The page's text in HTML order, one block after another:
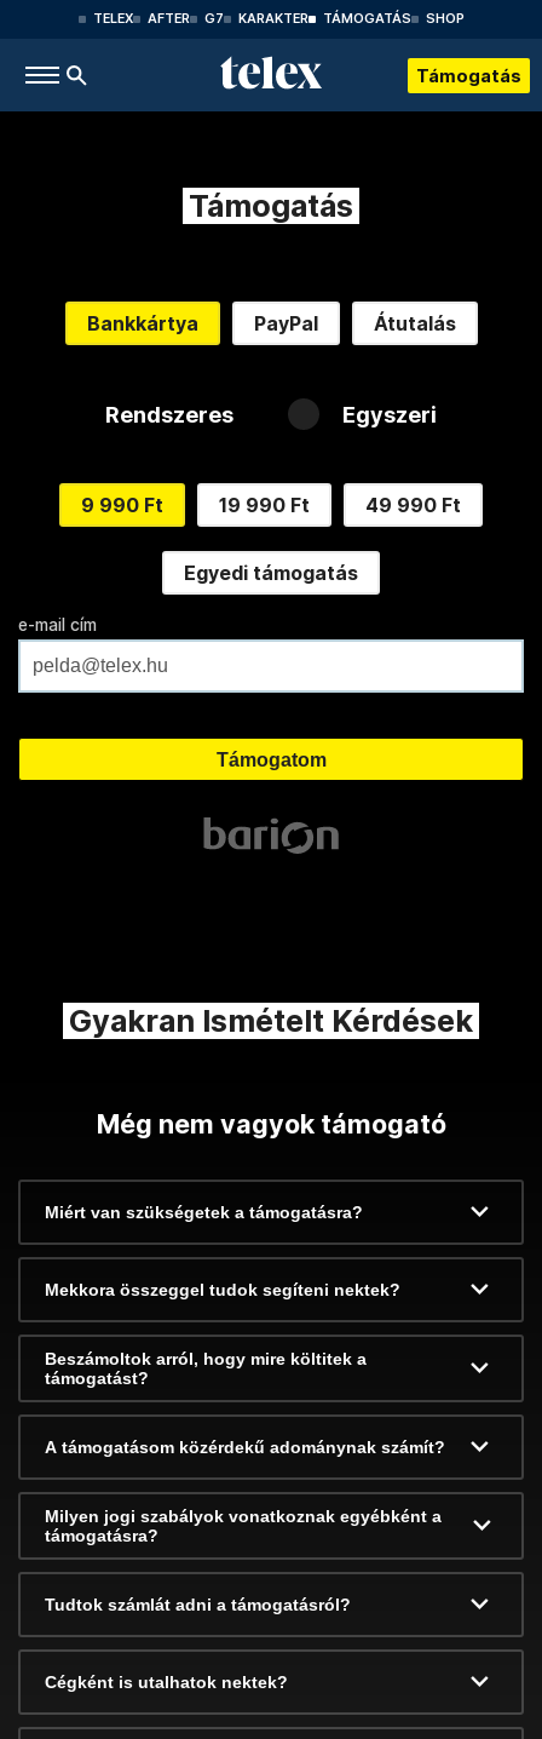
TELEX AFTER G7 KARAKTER TÁMOGATÁS SHOP
Támogatás
Támogatás
Bankkártya PayPal Átutalás
Rendszeres Egyszeri
9 990 Ft 19 990 Ft 49 990 Ft
Egyedi támogatás
e-mail cím
Gyakran Ismételt Kérdések
Még nem vagyok támogató
Miért van szükségetek a támogatásra?
Mekkora összeggel tudok segíteni nektek?
Beszámoltok arról, hogy mire költitek a
támogatást?
A támogatásom közérdekű adománynak számít?
Milyen jogi szabályok vonatkoznak egyébként a
támogatásra?
Tudtok számlát adni a támogatásról?
Cégként is utalhatok nektek?